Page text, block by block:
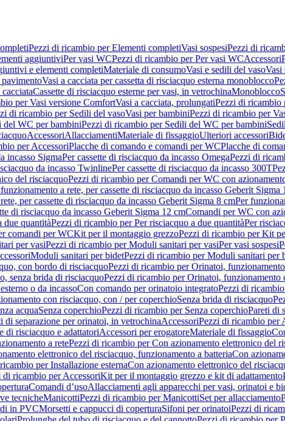
Pezzi di ricambio per Elementi completiVasi sospesiPezzi di
aggiuntiviPer vasi WCPezzi di ricambio per Per vasi WCAccessori
e elementi completiMateriale di consumoVasi e sedili del vasoVasi
Vasi a cacciata per cassetta di risciacquo esterna monoblocco
Cassette di risciacquo esterne per vasi, in vetrochinaMonoblocco
per Vasi versione ComfortVasi a cacciata, prolungatiPezzi di ricambio
di ricambio per Sedili del vasoVasi per bambiniPezzi di ricambio per
del WC per bambiniPezzi di ricambio per Sedili del WC per bambini
AccessoriAllacciamentiMateriale di fissaggioUlteriori accessori
per AccessoriPlacche di comando e comandi per WCPlacche di
incasso SigmaPer cassette di risciacquo da incasso OmegaPezzi di
da incasso TwinlinePer cassette di risciacquo da incasso 300T
del risciacquoPezzi di ricambio per Comandi per WC con
a rete, per cassette di risciacquo da incasso Geberit Sigma
per cassette di risciacquo da incasso Geberit Sigma 8 cmPer
di risciacquo da incasso Geberit Sigma 12 cmComandi per WC con
due quantitàPezzi di ricambio per Per risciacquo a due quantitàPer
comandi per WCKit per il montaggio grezzoPezzi di ricambio per Kit
per vasiPezzi di ricambio per Moduli sanitari per vasiPer vasi sospesi
Moduli sanitari per bidetPezzi di ricambio per Moduli sanitari per
con bordo di risciacquoPezzi di ricambio per Orinatoi,
senza brida di risciacquoPezzi di ricambio per Orinatoi, funzionamento
o da incassoCon comando per orinatoio integratoPezzi di
con risciacquo, con / per coperchioSenza brida di risciacquo
acquaSenza coperchioPezzi di ricambio per Senza coperchioPareti di
di separazione per orinatoi, in vetrochinaAccessoriPezzi di ricambio per
di risciacquo e adattatoriAccessori per erogatoreMateriale di fissaggio
a retePezzi di ricambio per Con azionamento elettronico del
elettronico del risciacquo, funzionamento a batteriaCon
per Installazione esternaCon azionamento elettronico del
di ricambio per AccessoriKit per il montaggio grezzo e kit di adattamento
Comandi d’usoAllacciamenti agli apparecchi per vasi, orinatoi e
tecnicheManicottiPezzi di ricambio per ManicottiSet per allacciamento
in PVCMorsetti e cappucci di coperturaSifoni per orinatoiPezzi di